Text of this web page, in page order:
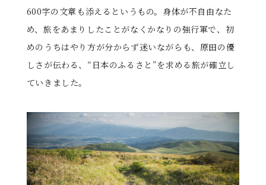
600字の文章も添えるというもの。身体が不自由なた
め、旅をあまりしたことがなくかなりの強行軍で、初
めのうちはやり方が分からず迷いながらも、原田の優
しさが伝わる、“日本のふるさと”を求める旅が確立し
ていきました。